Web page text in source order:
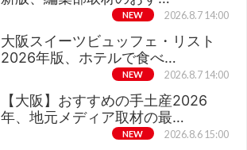
NEW 2026.8.7 14:00
大阪スイーツビュッフェ・リスト
2026年版、ホテルで食べ…
NEW 2026.8.7 14:00
【大阪】おすすめの手土産2026
年、地元メディア取材の最…
NEW 2026.8.6 15:00